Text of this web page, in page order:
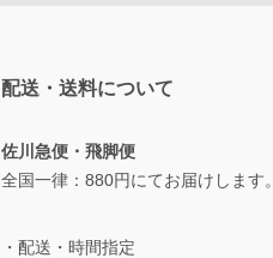
配送・送料について
佐川急便・飛脚便
全国一律：880円にてお届けします。
・配送・時間指定